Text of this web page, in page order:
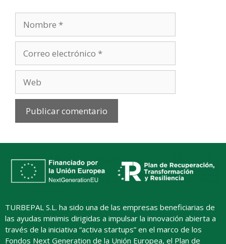
electrónico
TURBEPAL S.L. ha sido una de las empresas beneficiarias de
las ayudas minimis dirigidas a impulsar la innovación abierta a
través de la iniciativa “activa startups” en el marco de los
Fondos Next Generation de la Unión Europea, el Plan de